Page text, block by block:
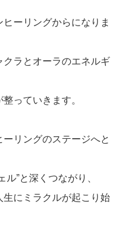
ーリングからになりま
クラとオーラのエネルギ
っていきます。
リングのステージへと
”と深くつながり、
にミラクルが起こり始